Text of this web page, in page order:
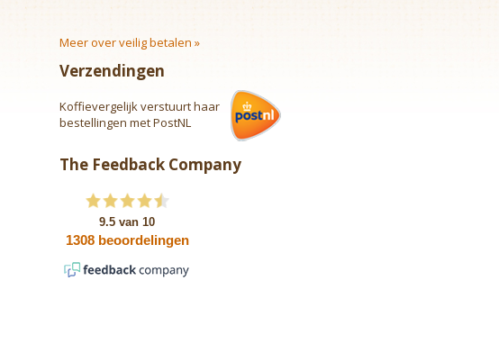
Meer over veilig betalen »
Verzendingen
Koffievergelijk verstuurt haar
bestellingen met PostNL
The Feedback Company